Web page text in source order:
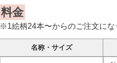
料金
※1絵柄24本〜からのご注文に
名称・サイズ